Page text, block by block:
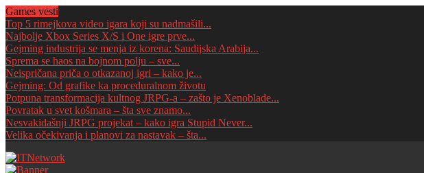
Games vesti
Top 5 rimejkova video igara koji su nadmašili...
Najbolje Xbox Series X/S i One igre prve...
Gejming industrija se menja iz korena: Saudijska Arabija...
Sprema se haos na bojnom polju – sve...
Neispričana priča o otkazanoj igri – kako je...
Gejming: Od grafike ka proceduralnom životu
Potpuna transformacija kultnog JRPG-a – zašto je Xenoblade...
Povratak u svet košmara – šta sve znamo...
Nesvakidašnji JRPG projekat – kako igra Stupid Never...
Velika očekivanja i planovi za nastavak – šta...